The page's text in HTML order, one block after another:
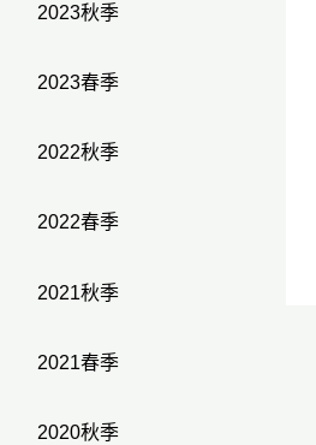
2023秋季
2023春季
2022秋季
2022春季
2021秋季
2021春季
2020秋季